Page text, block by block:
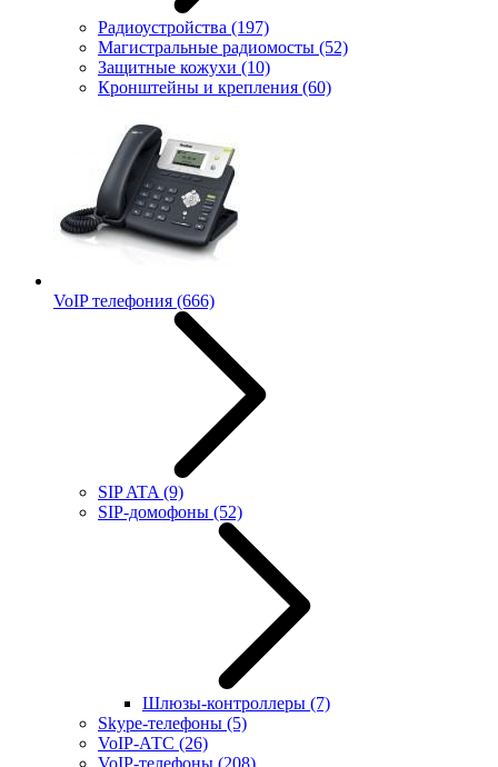
Радиоустройства (197)
Магистральные радиомосты (52)
Защитные кожухи (10)
Кронштейны и крепления (60)
VoIP телефония (666)
SIP ATA (9)
SIP-домофоны (52)
Шлюзы-контроллеры (7)
Skype-телефоны (5)
VoIP-АТС (26)
VoIP-телефоны (208)